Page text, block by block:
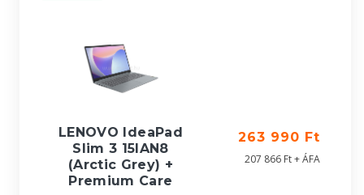
LENOVO IdeaPad
Slim 3 15IAN8
(Arctic Grey) +
Premium Care
263 990 Ft
207 866 Ft + ÁFA